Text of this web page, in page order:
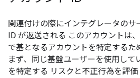
関連付けの際にインテグレータのサ
ID が返送される このアカウントは
で基となるアカウントを特定するた
まず、同じ基盤ユーザーを使用して
を特定する リスクと不正行為を評価